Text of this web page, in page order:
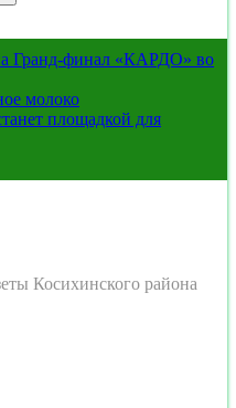
Гранд-финал «КАРДО» во
молоко
площадкой для
Косихинского района